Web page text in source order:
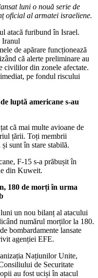
luni o nouă serie de
oficial al armatei israeliene.
atacă furibund în Israel.
Iranul
de apărare funcționează
că alerte preliminare au
civililor din zonele afectate.
pe fondul riscului
luptă americane s-au
că mai multe avioane de
țării. Toți membrii
sunt în stare stabilă.
F-15 s-a prăbușit în
din Kuweit.
180 de morți în urma
un nou bilanț al atacului
numărul morților la 180.
bombardamente lansate
agenției EFE.
Națiunilor Unite,
de Securitate
au fost uciși în atacul